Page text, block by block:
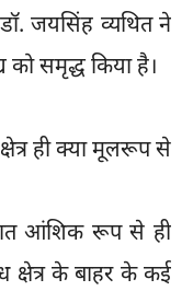
डॉ. जयसिंह व्यथित ने
समृद्ध किया है।
ही क्या मूलरूप से
आंशिक रूप से ही
के बाहर के कई